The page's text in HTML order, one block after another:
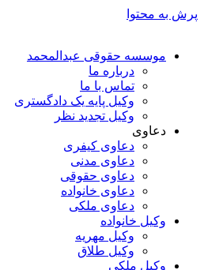
پرش به محتوا
موسسه حقوقی عبدالمحمد
درباره ما
تماس با ما
وکیل پایه یک دادگستری
وکیل تجدید نظر
دعاوی
دعاوی کیفری
دعاوی مدنی
دعاوی حقوقی
دعاوی خانواده
دعاوی ملکی
وکیل خانواده
وکیل مهریه
وکیل طلاق
وکیل ملکی